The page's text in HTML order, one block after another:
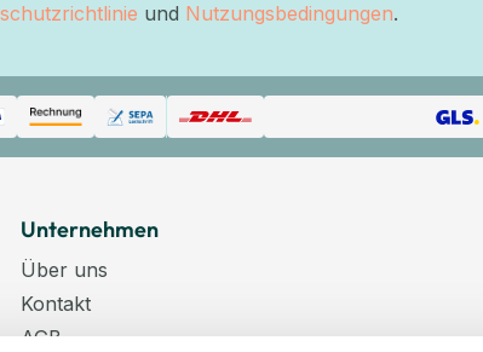
und Nutzungsbedingungen.
Unternehmen
Über uns
Kontakt
AGB